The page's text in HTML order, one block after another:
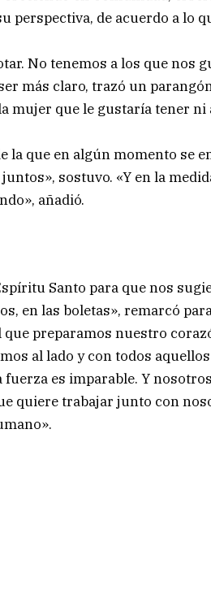
perspectiva, de acuerdo a lo
No tenemos a los que nos
más claro, trazó un
mujer que le gustaría tener ni
la que en algún momento se
sostuvo. «Y en la
añadió.
Santo para que nos
en las boletas», remarcó
preparamos nuestro
al lado y con todos
es imparable. Y
quiere trabajar junto con